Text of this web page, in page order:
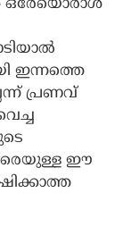
ഇന്നത്തെ
പ്രണവ്
ഈ